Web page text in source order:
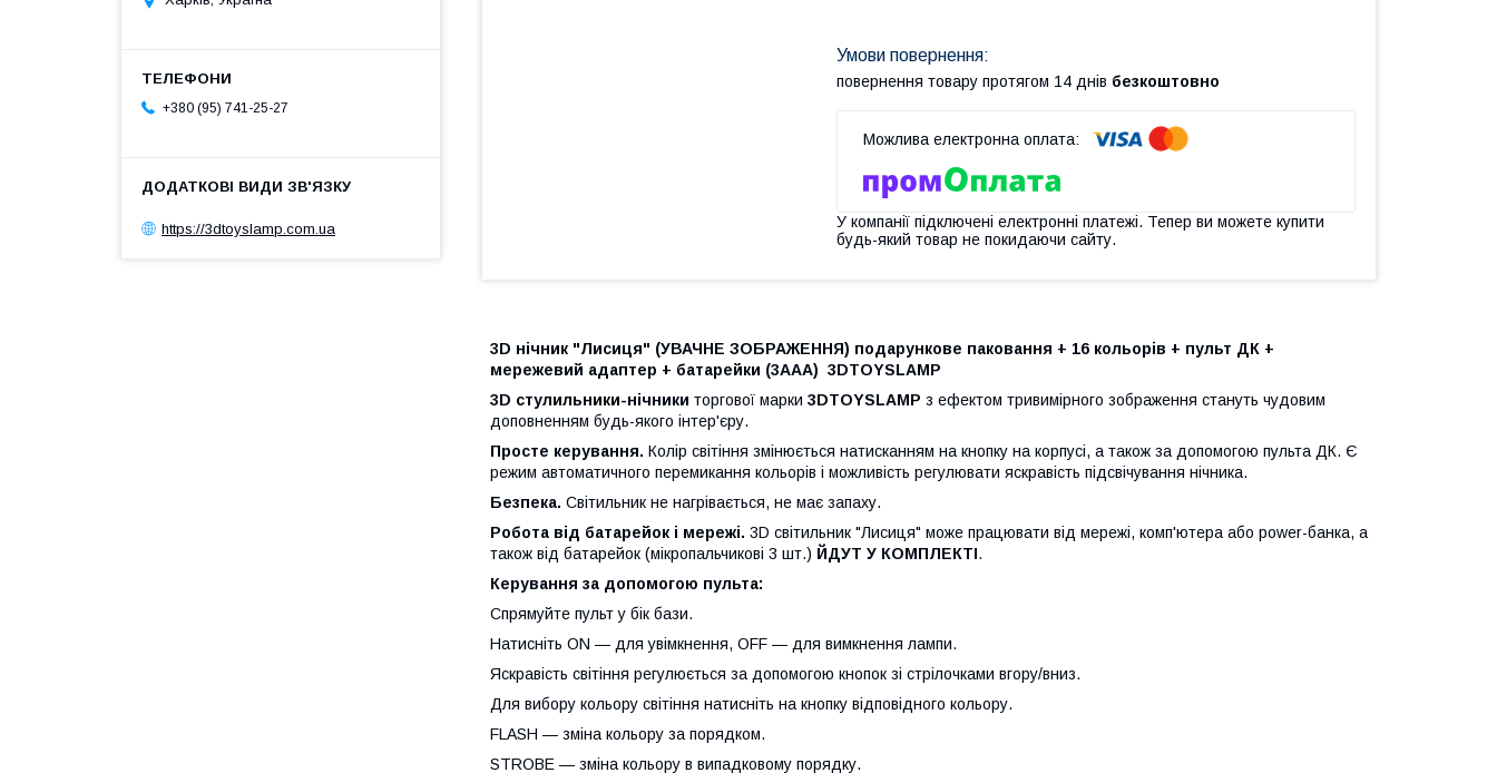
повернення товару протягом 14 днів безкоштовно
У компанії підключені електронні платежі. Тепер ви можете купити
будь-який товар не покидаючи сайту.
3D нічник "Лисиця" (УВАЧНЕ ЗОБРАЖЕННЯ) подарункове паковання + 16 кольорів + пульт ДК +
мережевий адаптер + батарейки (3ААА) 3DTOYSLAMP
3D стулильники-нічники торгової марки 3DTOYSLAMP з ефектом тривимірного зображення стануть чудовим
доповненням будь-якого інтер'єру.
Просте керування. Колір світіння змінюється натисканням на кнопку на корпусі, а також за допомогою пульта ДК. Є
режим автоматичного перемикання кольорів і можливість регулювати яскравість підсвічування нічника.
Безпека. Світильник не нагрівається, не має запаху.
Робота від батарейок і мережі. 3D світильник "Лисиця" може працювати від мережі, комп'ютера або power-банка, а
також від батарейок (мікропальчикові 3 шт.) ЙДУТ У КОМПЛЕКТІ.
Керування за допомогою пульта:
Спрямуйте пульт у бік бази.
Натисніть ON — для увімкнення, OFF — для вимкнення лампи.
Яскравість світіння регулюється за допомогою кнопок зі стрілочками вгору/вниз.
Для вибору кольору світіння натисніть на кнопку відповідного кольору.
FLASH — зміна кольору за порядком.
STROBE — зміна кольору в випадковому порядку.
+380 (95) 741-25-27
https://3dtoyslamp.com.ua